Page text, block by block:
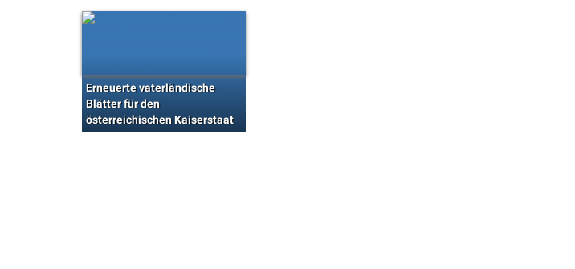
Erneuerte vaterländische
Blätter für den
österreichischen Kaiserstaat